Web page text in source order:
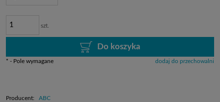
szt.
Do koszyka
dodaj do przechowalni
* - Pole wymagane
Producent: ABC